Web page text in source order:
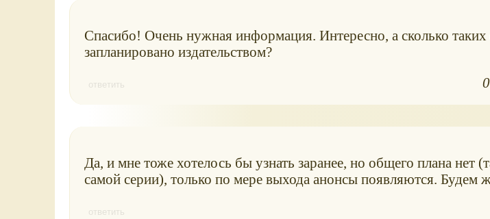
Спасибо! Очень нужная информация. Интересно, а сколько
запланировано издательством?
ответить
Да, и мне тоже хотелось бы узнать заранее, но общего плана нет
самой серии), только по мере выхода анонсы появляются. Будем
ответить